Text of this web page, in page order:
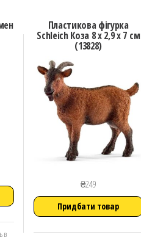
в
Пластикова фігурка
Schleich Коза 8 х 2,9 х 7 см
(13828)
₴249
Придбати товар